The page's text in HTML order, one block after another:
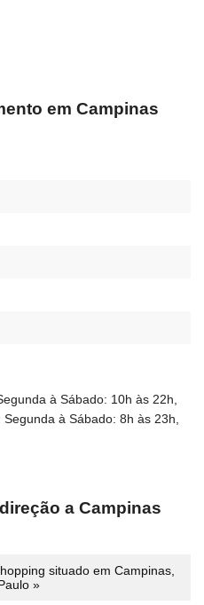
em Campinas
à Sábado: 10h às 22h,
à Sábado: 8h às 23h,
a Campinas
situado em Campinas,
»